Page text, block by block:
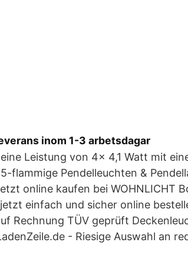
inom 1-3 arbetsdagar
Leistung von 4x 4,1 Watt mit
flammige Pendelleuchten &
online kaufen bei WOHNLICHT
einfach und sicher online
Rechnung TÜV geprüft
- Riesige Auswahl an